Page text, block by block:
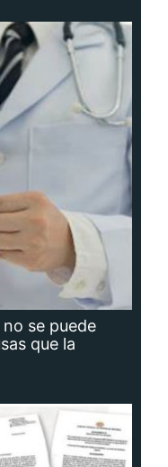
se puede
que la